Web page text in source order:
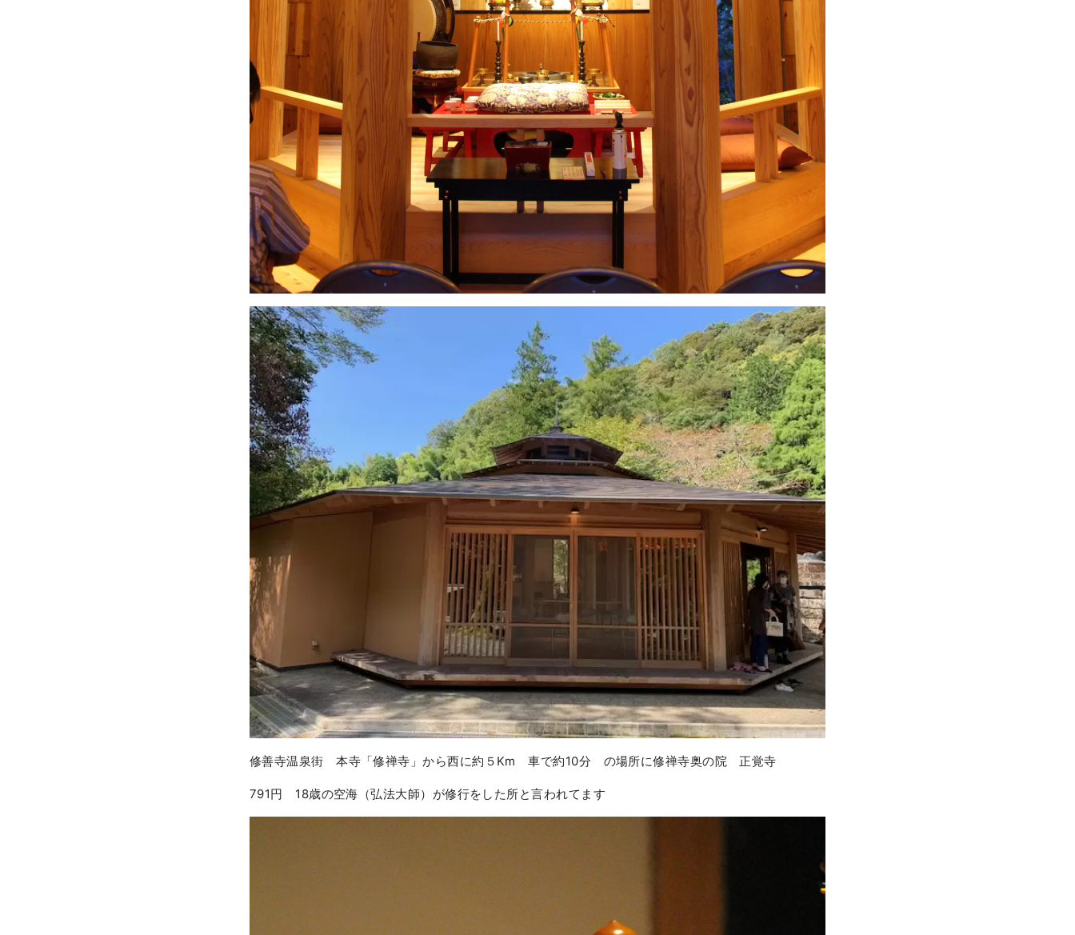
修善寺温泉街 本寺「修禅寺」から西に約５Km 車で約10分 の場所に修禅寺奥の院 正覚寺
791円 18歳の空海（弘法大師）が修行をした所と言われてます